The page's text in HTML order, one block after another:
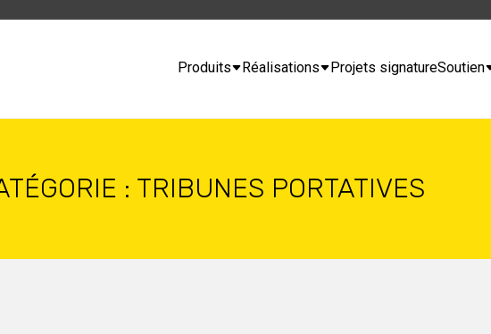
Produits Réalisations Projets signatureSoutien
: TRIBUNES PORTATIVES